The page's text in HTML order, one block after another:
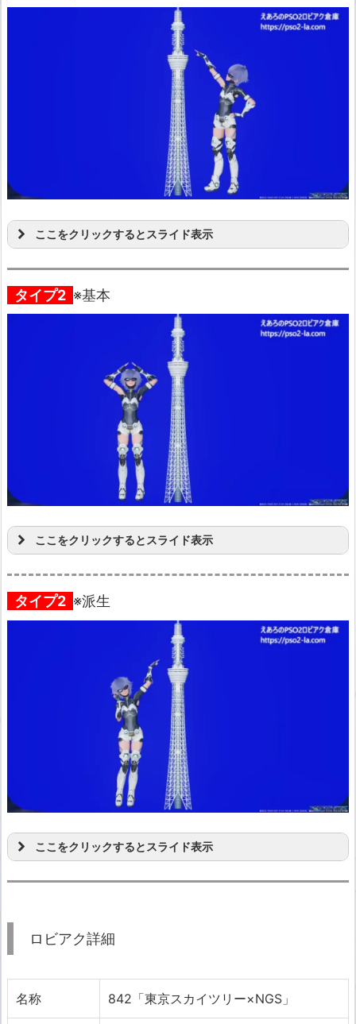
ここをクリックするとスライド表示
タイプ2 ※基本
ここをクリックするとスライド表示
タイプ2 ※派生
ここをクリックするとスライド表示
ロビアク詳細
名称 842「東京スカイツリー×NGS」